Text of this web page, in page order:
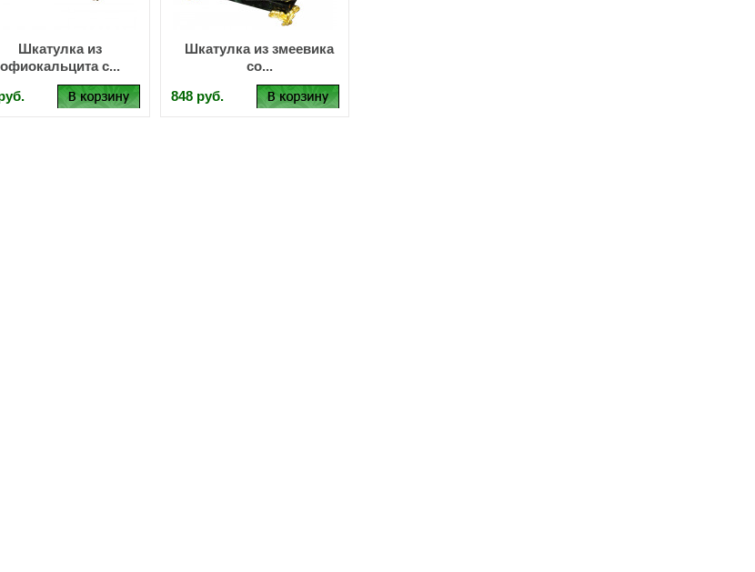
Шкатулка из
офиокальцита с...
Шкатулка из змеевика
со...
848 руб.